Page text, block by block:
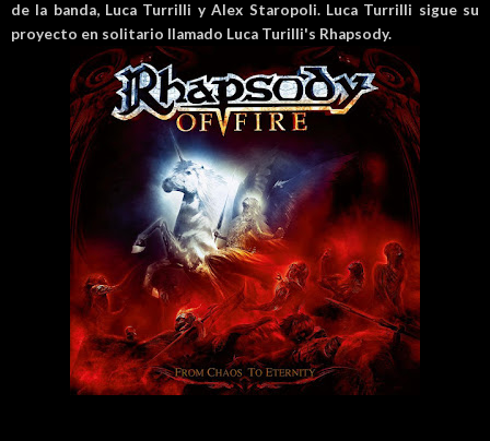
de la banda, Luca Turrilli y Alex Staropoli. Luca Turrilli sigue su
proyecto en solitario llamado Luca Turilli's Rhapsody.